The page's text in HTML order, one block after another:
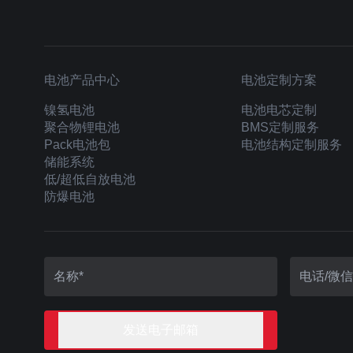
电池产品中心
镍氢电池
聚合物锂电池
Pack电池包
储能系统
低/超低自放电池
防爆电池
电池定制方案
电池电芯定制
BMS定制服务
电池结构定制服务